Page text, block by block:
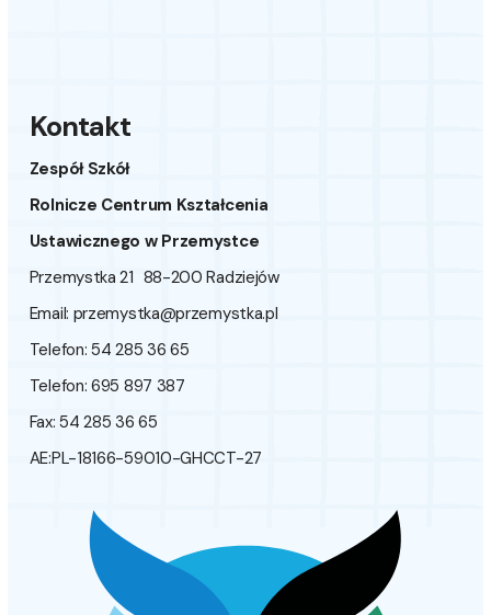
Kontakt
Zespół Szkół
Rolnicze Centrum Kształcenia
Ustawicznego w Przemystce
Przemystka 21 88-200 Radziejów
Email: przemystka@przemystka.pl
Telefon: 54 285 36 65
Telefon: 695 897 387
Fax: 54 285 36 65
AE:PL-18166-59010-GHCCT-27